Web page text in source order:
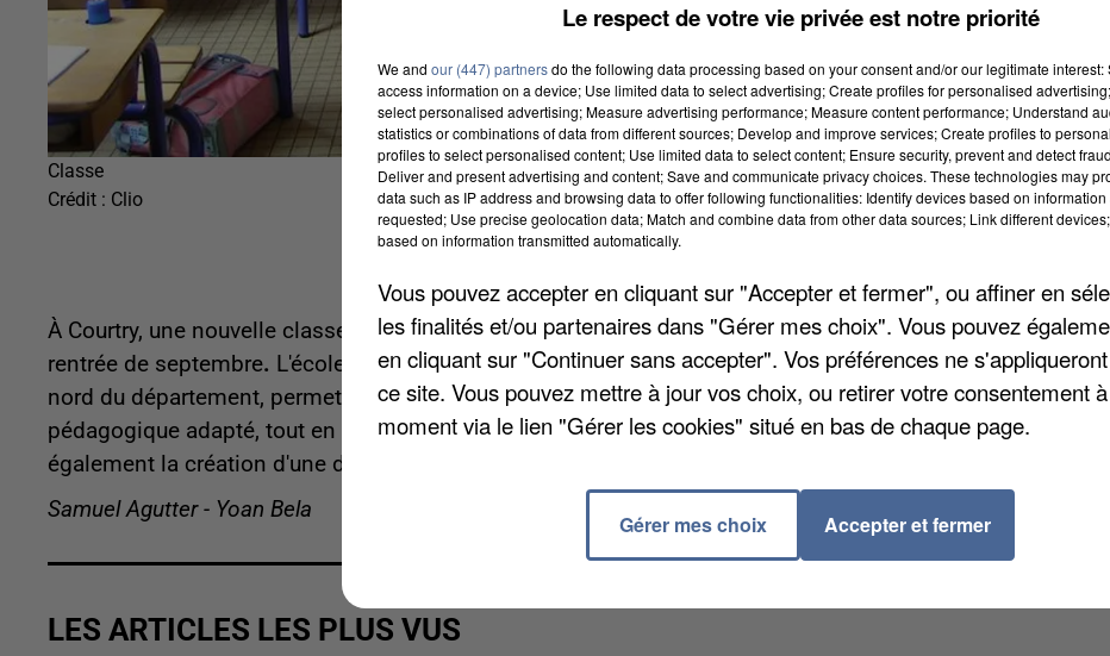
Classe
Crédit : Clio
À Courtry, une nouvelle classe dédiée aux enfants sourds et malentendants ouvrira ses portes à la
rentrée de septembre. L'école élémentaire Michel Lefèvre accueillera le seul dispositif ULIS TFA du
nord du département, permettant aux élèves concernés de bénéficier d'un accompagnement
pédagogique adapté, tout en étant intégrés à la vie scolaire ordinaire. Cette ouverture entraîne
également la création d'une douzième classe dans l'établissement.
Samuel Agutter - Yoan Bela
LES ARTICLES LES PLUS VUS
Le respect de votre vie privée est notre priorité
We and our (447) partnersdo the following data processing based on your consent and/or our legitimate interest:
access information on a device; Use limited data to select advertising; Create profiles for personalised
select personalised advertising; Measure advertising performance; Measure content performance; Understand
statistics or combinations of data from different sources; Develop and improve services; Create profiles to
profiles to select personalised content; Use limited data to select content; Ensure security, prevent and detect
Deliver and present advertising and content; Save and communicate privacy choices. These technologies may
data such as IP address and browsing data to offer following functionalities: Identify devices based on
requested; Use precise geolocation data; Match and combine data from other data sources; Link different
based on information transmitted automatically.
Vous pouvez accepter en cliquant sur "Accepter et fermer", ou affiner en
les finalités et/ou partenaires dans "Gérer mes choix". Vous pouvez
en cliquant sur "Continuer sans accepter". Vos préférences ne
ce site. Vous pouvez mettre à jour vos choix, ou retirer votre consentement
moment via le lien "Gérer les cookies" situé en bas de chaque page.
Gérer mes choix Accepter et fermer